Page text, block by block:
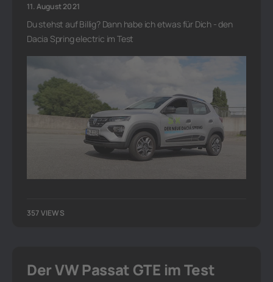
11. August 2021
Du stehst auf Billig? Dann habe ich etwas für Dich - den
Dacia Spring electric im Test
357 VIEWS
Der VW Passat GTE im Test